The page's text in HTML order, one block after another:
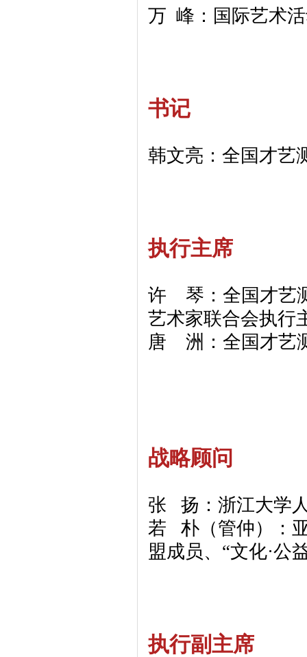
万 峰：国际艺术
书记
韩文亮：全国才艺
执行主席
许 琴：全国才艺
艺术家联合会执行
唐 洲：全国才艺
战略顾问
张 扬：浙江大学
若 朴（管仲）：
盟成员、“文化·公
执行副主席